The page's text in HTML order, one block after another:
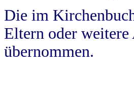
Die im
Eltern oder
übernommen.